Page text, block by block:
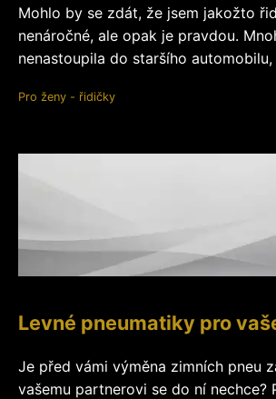
Mohlo by se zdát, že jsem jakožto
nenáročné, ale opak je pravdou.
nenastoupila do staršího automobilu,
Pro ženy - řidičky
Levné pneumatiky pro
Je před vámi výměna zimních pneu
vašemu partnerovi se do ní nechce?